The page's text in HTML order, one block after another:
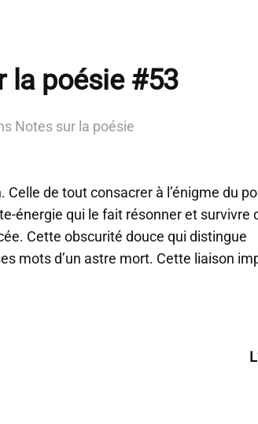
la poésie #53
Notes sur la poésie
Celle de tout consacrer à l’énigme du
énergie qui le fait résonner et survivre
Cette obscurité douce qui distingue
mots d’un astre mort. Cette liaison